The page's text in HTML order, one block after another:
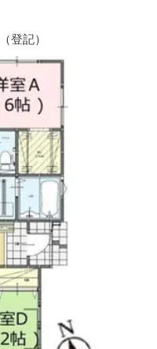
（登記）